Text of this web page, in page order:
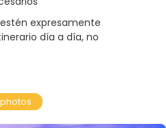
expresamente
día a día, no